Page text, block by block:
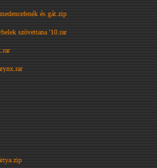
és gát.zip
szövettana '10.rar